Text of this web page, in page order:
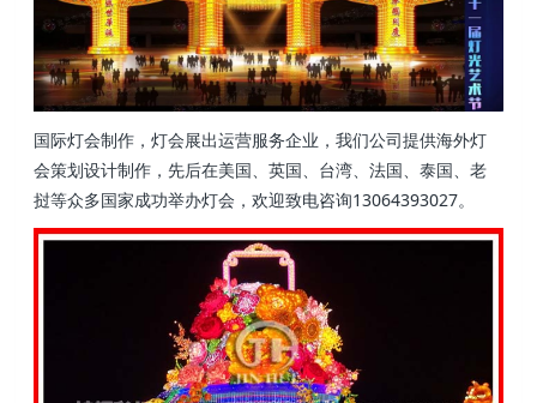
国际灯会制作，灯会展出运营服务企业，我们公司提供海外灯
会策划设计制作，先后在美国、英国、台湾、法国、泰国、老
挝等众多国家成功举办灯会，欢迎致电咨询13064393027。